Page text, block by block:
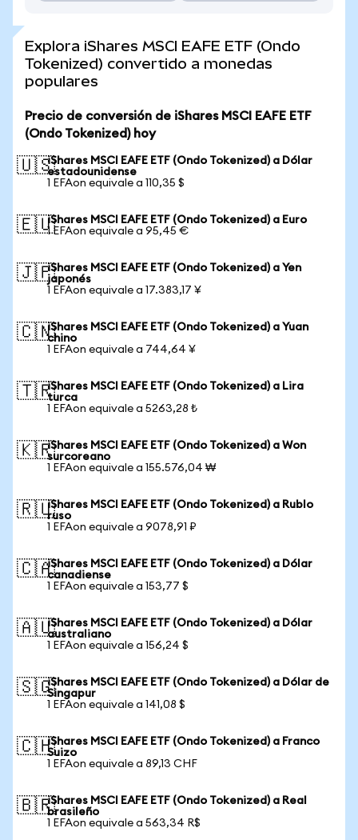
Explora iShares MSCI EAFE ETF (Ondo
Tokenized) convertido a monedas
populares
Precio de conversión de iShares MSCI EAFE ETF
(Ondo Tokenized) hoy
🇺🇸iShares MSCI EAFE ETF (Ondo Tokenized) a Dólar
estadounidense
1 EFAon equivale a 110,35 $
🇪🇺iShares MSCI EAFE ETF (Ondo Tokenized) a Euro
1 EFAon equivale a 95,45 €
🇯🇵iShares MSCI EAFE ETF (Ondo Tokenized) a Yen
japonés
1 EFAon equivale a 17.383,17 ¥
🇨🇳iShares MSCI EAFE ETF (Ondo Tokenized) a Yuan
chino
1 EFAon equivale a 744,64 ¥
🇹🇷iShares MSCI EAFE ETF (Ondo Tokenized) a Lira
turca
1 EFAon equivale a 5263,28 ₺
🇰🇷iShares MSCI EAFE ETF (Ondo Tokenized) a Won
surcoreano
1 EFAon equivale a 155.576,04 ₩
🇷🇺iShares MSCI EAFE ETF (Ondo Tokenized) a Rublo
ruso
1 EFAon equivale a 9078,91 ₽
🇨🇦iShares MSCI EAFE ETF (Ondo Tokenized) a Dólar
canadiense
1 EFAon equivale a 153,77 $
🇦🇺iShares MSCI EAFE ETF (Ondo Tokenized) a Dólar
australiano
1 EFAon equivale a 156,24 $
🇸🇬iShares MSCI EAFE ETF (Ondo Tokenized) a Dólar de
Singapur
1 EFAon equivale a 141,08 $
🇨🇭iShares MSCI EAFE ETF (Ondo Tokenized) a Franco
Suizo
1 EFAon equivale a 89,13 CHF
🇧🇷iShares MSCI EAFE ETF (Ondo Tokenized) a Real
brasileño
1 EFAon equivale a 563,34 R$